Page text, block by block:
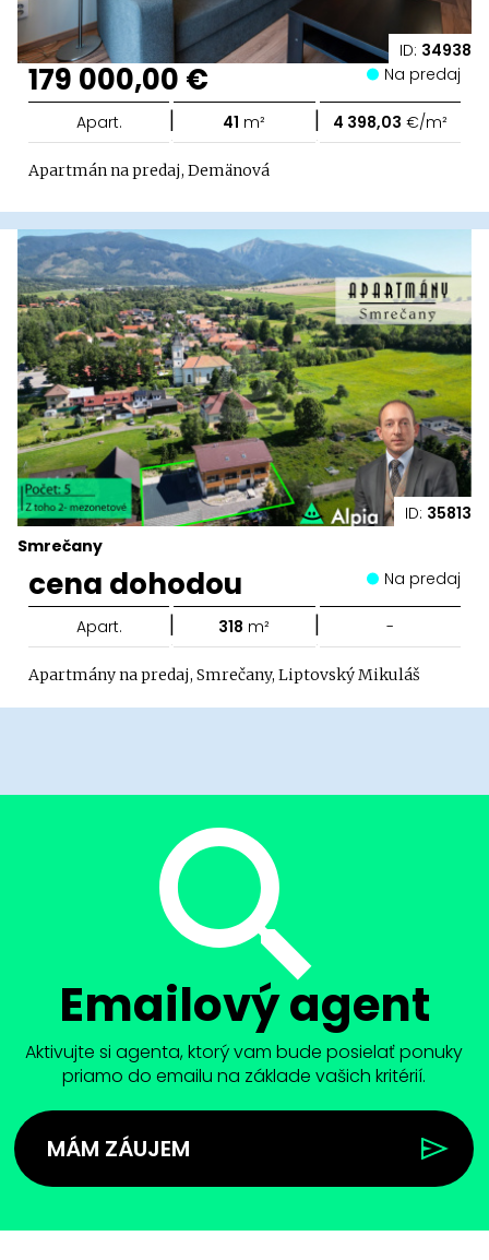
ID: 34938
179 000,00 € Na predaj
Apart. | 41 m² | 4 398,03 €/m²
Apartmán na predaj, Demänová
ID: 35813
Smrečany
cena dohodou Na predaj
Apart. | 318 m² | -
Apartmány na predaj, Smrečany, Liptovský Mikuláš
Emailový agent
Aktivujte si agenta, ktorý vam bude posielať ponuky
priamo do emailu na základe vašich kritérií.
MÁM ZÁUJEM